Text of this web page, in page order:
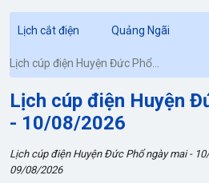
Lịch cắt điện Quảng Ngãi
Lịch cúp điện Huyện Đức Phổ
ngày mai
Lịch cúp điện Huyện
- 10/08/2026
Lịch cúp điện Huyện Đức Phổ ngày mai -
09/08/2026